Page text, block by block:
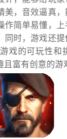
美，音效逼真
作简单易懂，
同时，游戏还
戏的可玩性和
富有创意的游